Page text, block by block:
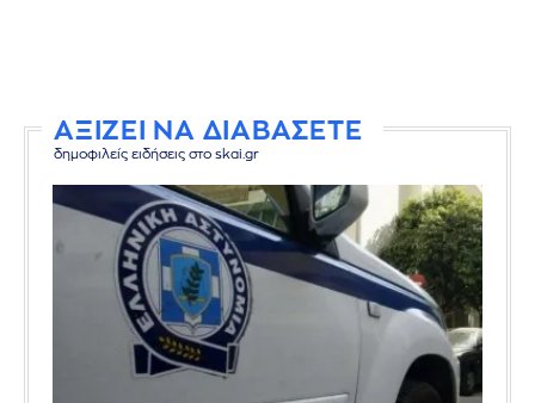
ΑΞΙΖΕΙ ΝΑ ΔΙΑΒΑΣΕΤΕ
δημοφιλείς ειδήσεις στο skai.gr